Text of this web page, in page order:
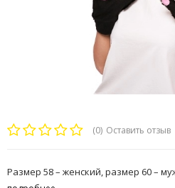
(0) Оставить отзыв
Размер 58 – женский, размер 60 –